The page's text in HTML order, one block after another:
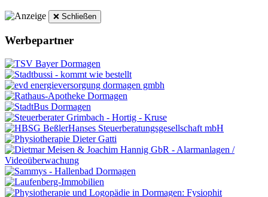
❌ Schließen
Werbepartner